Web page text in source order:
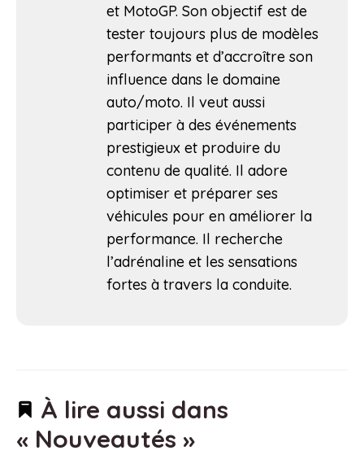
et MotoGP. Son objectif est de
tester toujours plus de modèles
performants et d’accroître son
influence dans le domaine
auto/moto. Il veut aussi
participer à des événements
prestigieux et produire du
contenu de qualité. Il adore
optimiser et préparer ses
véhicules pour en améliorer la
performance. Il recherche
l’adrénaline et les sensations
fortes à travers la conduite.
À lire aussi dans
« Nouveautés »